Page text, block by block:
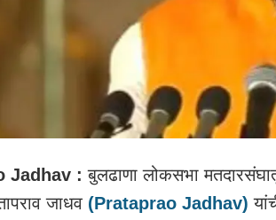
Jadhav : बुलढाणा लोकसभा
जाधव (Prataprao Jadhav)